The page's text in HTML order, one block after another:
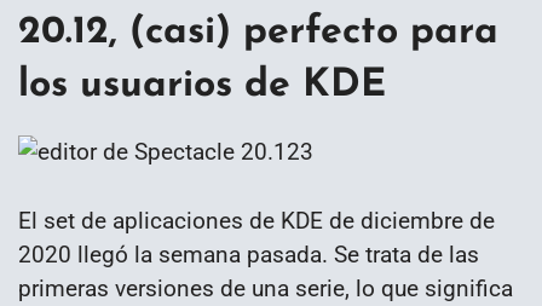
20.12, (casi) perfecto para
los usuarios de KDE
El set de aplicaciones de KDE de diciembre de
2020 llegó la semana pasada. Se trata de las
primeras versiones de una serie, lo que significa